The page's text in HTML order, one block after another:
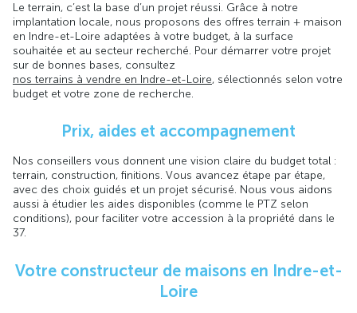
Le terrain, c’est la base d’un projet réussi. Grâce à notre
implantation locale, nous proposons des offres terrain + maison
en Indre-et-Loire adaptées à votre budget, à la surface
souhaitée et au secteur recherché. Pour démarrer votre projet
sur de bonnes bases, consultez
nos terrains à vendre en Indre-et-Loire, sélectionnés selon votre
budget et votre zone de recherche.
Prix, aides et accompagnement
Nos conseillers vous donnent une vision claire du budget total :
terrain, construction, finitions. Vous avancez étape par étape,
avec des choix guidés et un projet sécurisé. Nous vous aidons
aussi à étudier les aides disponibles (comme le PTZ selon
conditions), pour faciliter votre accession à la propriété dans le
37.
Votre constructeur de maisons en Indre-et-
Loire